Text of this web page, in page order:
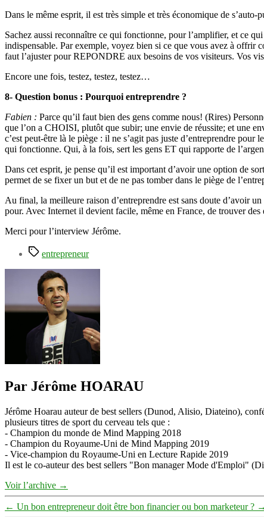
Dans le même esprit, il est très simple et très économique de
Sachez aussi reconnaître ce qui fonctionne, pour l’amplifier, et ce
indispensable. Par exemple, voyez bien si ce que vous avez à offrir
faut l’ajuster pour REPONDRE aux besoins de vos visiteurs. Vos
Encore une fois, testez, testez, testez…
8- Question bonus : Pourquoi entreprendre ?
Fabien : Parce qu’il faut bien des gens comme nous! (Rires)
que l’on a CHOISI, plutôt que subir; une envie de réussite; et une
c’est peut-être là le piège : il ne s’agit pas juste d’entreprendre
qui fonctionne. Qui, à la fois, sert les gens ET qui rapporte de
Dans cet esprit, je pense qu’il est important d’avoir une option de
permet de se fixer un but et de ne pas tomber dans le piège de
Au final, la meilleure raison d’entreprendre est sans doute d’avoir
pour. Avec Internet il devient facile, même en France, de trouver des
Merci pour l’interview Jérôme.
Étiquettes
entrepreneur
Par Jérôme HOARAU
Jérôme Hoarau auteur de best sellers (Dunod, Alisio, Diateino),
plusieurs titres de sport du cerveau tels que :
- Champion du monde de Mind Mapping 2018
- Champion du Royaume-Uni de Mind Mapping 2019
- Vice-champion du Royaume-Uni en Lecture Rapide 2019
Il est le co-auteur des best sellers "Bon manager Mode d'Emploi"
Voir l’archive →
← Un bon entrepreneur doit être bon financier ou bon marketeur ? →